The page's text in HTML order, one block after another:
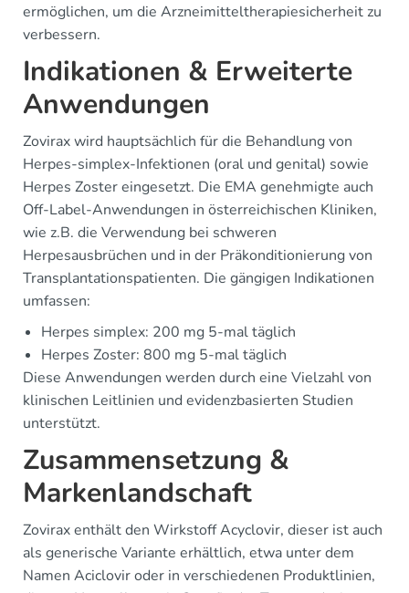
ermöglichen, um die Arzneimitteltherapiesicherheit zu
verbessern.
Indikationen & Erweiterte
Anwendungen
Zovirax wird hauptsächlich für die Behandlung von
Herpes-simplex-Infektionen (oral und genital) sowie
Herpes Zoster eingesetzt. Die EMA genehmigte auch
Off-Label-Anwendungen in österreichischen Kliniken,
wie z.B. die Verwendung bei schweren
Herpesausbrüchen und in der Präkonditionierung von
Transplantationspatienten. Die gängigen Indikationen
umfassen:
Herpes simplex: 200 mg 5-mal täglich
Herpes Zoster: 800 mg 5-mal täglich
Diese Anwendungen werden durch eine Vielzahl von
klinischen Leitlinien und evidenzbasierten Studien
unterstützt.
Zusammensetzung &
Markenlandschaft
Zovirax enthält den Wirkstoff Acyclovir, dieser ist auch
als generische Variante erhältlich, etwa unter dem
Namen Aciclovir oder in verschiedenen Produktlinien,